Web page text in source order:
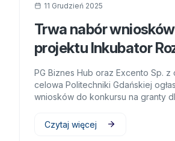
11 Grudzień 2025
Trwa nabór
projektu Inkubator
PG Biznes Hub oraz Excento Sp. z
celowa Politechniki Gdańskiej
wniosków do konkursu na granty
Czytaj więcej